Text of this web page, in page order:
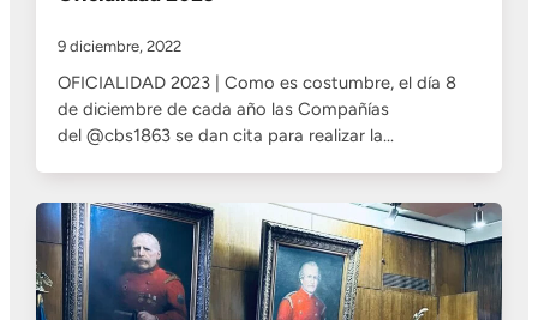
9 diciembre, 2022
OFICIALIDAD 2023 | Como es costumbre, el día 8
de diciembre de cada año las Compañías
del @cbs1863 se dan cita para realizar la…